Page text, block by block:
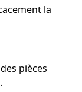
la
pièces